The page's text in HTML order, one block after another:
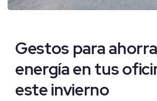
Gestos para
energía en tus
este invierno